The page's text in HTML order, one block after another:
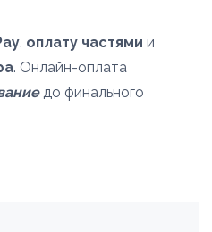
, оплату частями и
. Онлайн-оплата
до финального